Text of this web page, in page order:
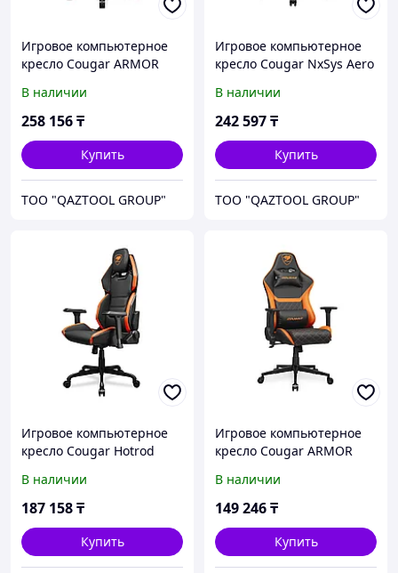
Игровое компьютерное
кресло Cougar ARMOR
В наличии
258 156₸
Купить
TOO "QAZTOOL GROUP"
Игровое компьютерное
кресло Cougar NxSys Aero
В наличии
242 597₸
Купить
TOO "QAZTOOL GROUP"
Игровое компьютерное
кресло Cougar Hotrod
В наличии
187 158₸
Купить
Игровое компьютерное
кресло Cougar ARMOR
В наличии
149 246₸
Купить